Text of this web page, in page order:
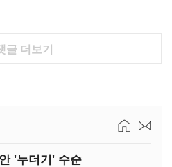
글 더보기
'누더기' 수순